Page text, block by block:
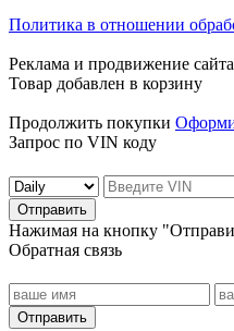
Политика в отношении
Реклама и продвижение
Товар добавлен в корзину
Продолжить покупки
Запрос по VIN коду
Отправить
Нажимая на кнопку
Обратная связь
Отправить